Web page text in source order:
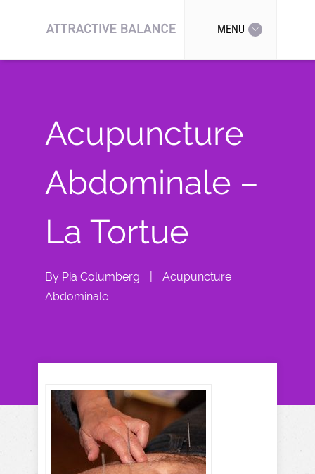
MENU
Acupuncture
Abdominale –
La Tortue
By Pia Columberg
Acupuncture
Abdominale